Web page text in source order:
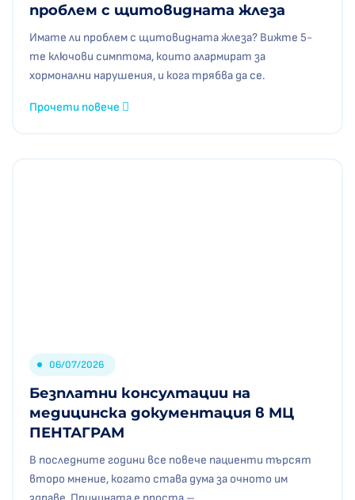
проблем с щитовидната жлеза
Имате ли проблем с щитовидната жлеза? Вижте 5-
те ключови симптома, които алармират за
хормонални нарушения, и кога трябва да се.
Прочети повече
06/07/2026
Безплатни консултации на
медицинска документация в МЦ
ПЕНТАГРАМ
В последните години все повече пациенти търсят
второ мнение, когато става дума за очното им